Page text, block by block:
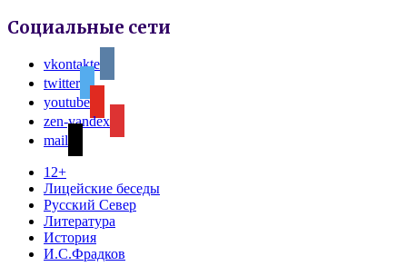
Социальные сети
vkontakte
twitter
youtube
zen-yandex
mail
12+
Лицейские беседы
Русский Север
Литература
История
И.С.Фрадков